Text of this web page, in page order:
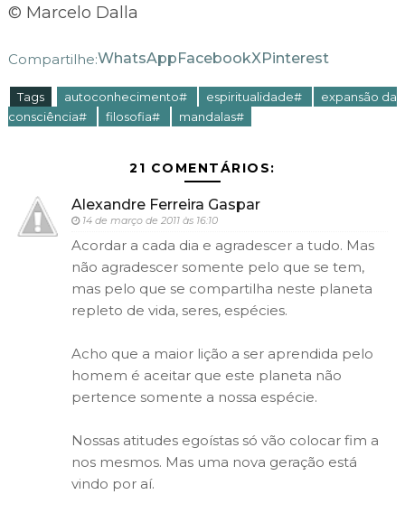
© Marcelo Dalla
Compartilhe:WhatsApp FacebookXPinterest
Tags autoconhecimento# espiritualidade#
expansão da
consciência#
filosofia# mandalas#
21 COMENTÁRIOS:
Alexandre Ferreira Gaspar
14 de março de 2011 às 16:10
Acordar a cada dia e agradescer a tudo. Mas
não agradescer somente pelo que se tem,
mas pelo que se compartilha neste planeta
repleto de vida, seres, espécies.
Acho que a maior lição a ser aprendida pelo
homem é aceitar que este planeta não
pertence somente a nossa espécie.
Nossas atitudes egoístas só vão colocar fim a
nos mesmos. Mas uma nova geração está
vindo por aí.